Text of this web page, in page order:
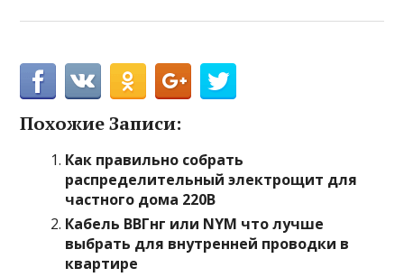
Похожие Записи:
Как правильно собрать
распределительный электрощит для
частного дома 220В
Кабель ВВГнг или NYM что лучше
выбрать для внутренней проводки в
квартире